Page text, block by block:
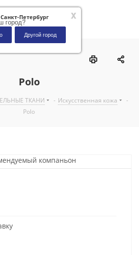
x
Санкт-Петербург
город?
Другой город
Polo
ТКАНИ - Искусственная кожа
-
Polo
компаньон